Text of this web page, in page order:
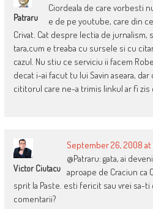
Patraru
Ciordeala de care vorbesti
e de pe youtube, care din
Crivat. Cat despre lectia de jurnalism,
tara,cum e treaba cu sursele si cu
cazul. Nu stiu ce serviciu ii facem
decat i-ai facut tu lui Savin aseara,
cititorul care ne-a trimis linkul ar fi
Victor Ciutacu
September 26, 2008 at
@Patraru: gata, ai
aproape de Craciun ca
sprit la Paste. esti fericit sau vrei sa-ti
comentarii?